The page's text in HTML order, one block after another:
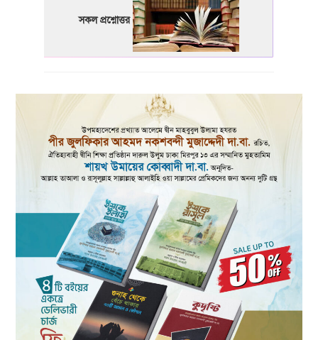
সকল প্রশ্নোত্তর